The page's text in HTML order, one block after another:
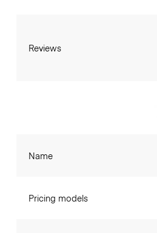
Reviews
Name
Pricing models